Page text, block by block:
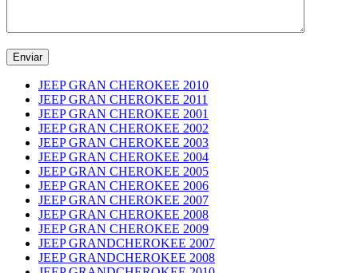
JEEP GRAN CHEROKEE 2010
JEEP GRAN CHEROKEE 2011
JEEP GRAN CHEROKEE 2001
JEEP GRAN CHEROKEE 2002
JEEP GRAN CHEROKEE 2003
JEEP GRAN CHEROKEE 2004
JEEP GRAN CHEROKEE 2005
JEEP GRAN CHEROKEE 2006
JEEP GRAN CHEROKEE 2007
JEEP GRAN CHEROKEE 2008
JEEP GRAN CHEROKEE 2009
JEEP GRANDCHEROKEE 2007
JEEP GRANDCHEROKEE 2008